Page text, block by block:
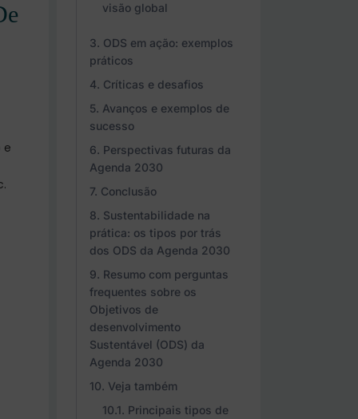
e
visão global
ODS em ação: exemplos
práticos
Críticas e desafios
Avanços e exemplos de
sucesso
Perspectivas futuras da
Agenda 2030
Conclusão
Sustentabilidade na
prática: os tipos por trás
dos ODS da Agenda 2030
Resumo com perguntas
frequentes sobre os
Objetivos de
desenvolvimento
Sustentável (ODS) da
Agenda 2030
Veja também
Principais tipos de